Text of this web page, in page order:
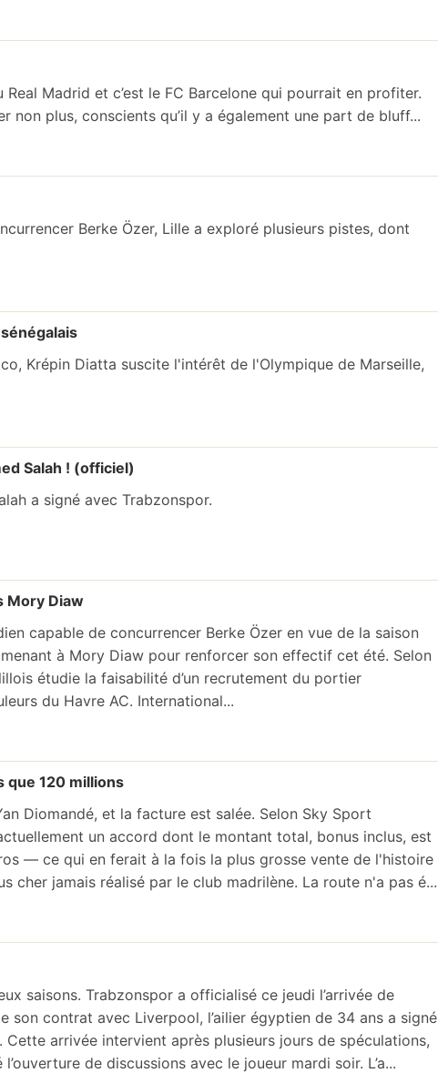
Real Madrid et c’est le FC Barcelone qui pourrait en profiter.
non plus, conscients qu’il y a également une part de bluff...
Berke Özer, Lille a exploré plusieurs pistes, dont
Krépin Diatta suscite l'intérêt de l'Olympique de Marseille,
Salah ! (officiel)
a signé avec Trabzonspor.
Mory Diaw
capable de concurrencer Berke Özer en vue de la saison
à Mory Diaw pour renforcer son effectif cet été. Selon
étudie la faisabilité d’un recrutement du portier
du Havre AC. International...
que 120 millions
Diomandé, et la facture est salée. Selon Sky Sport
un accord dont le montant total, bonus inclus, est
— ce qui en ferait à la fois la plus grosse vente de l'histoire
cher jamais réalisé par le club madrilène. La route n'a pas é...
saisons. Trabzonspor a officialisé ce jeudi l’arrivée de
son contrat avec Liverpool, l’ailier égyptien de 34 ans a signé
arrivée intervient après plusieurs jours de spéculations,
de discussions avec le joueur mardi soir. L’a...